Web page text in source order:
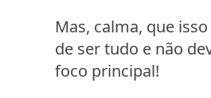
Mas, calma, que
de ser tudo e não
foco principal!